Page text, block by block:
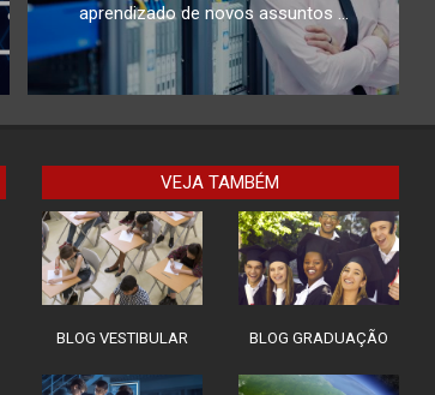
Children Security
Impacto do Acesso
Desigual à Tecnologia na
aprendizado de novos assuntos ...
VEJA TAMBÉM
BLOG VESTIBULAR BLOG GRADUAÇÃO